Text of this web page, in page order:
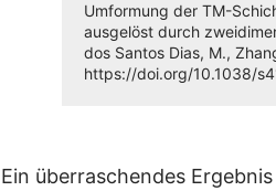
Umformung der TM-
ausgelöst durch
dos Santos Dias, M.,
https://doi.org/10.1038/
Ein überraschendes